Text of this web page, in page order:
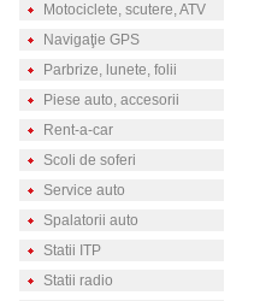
Motociclete, scutere, ATV
Navigaţie GPS
Parbrize, lunete, folii
Piese auto, accesorii
Rent-a-car
Scoli de soferi
Service auto
Spalatorii auto
Statii ITP
Statii radio